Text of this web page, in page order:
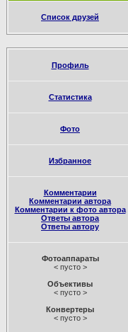
Список друзей
Профиль
Статистика
Фото
Избранное
Комментарии
Комментарии автора
Комментарии к фото автора
Ответы автора
Ответы автору
Фотоаппараты
< пусто >
Объективы
< пусто >
Конвертеры
< пусто >